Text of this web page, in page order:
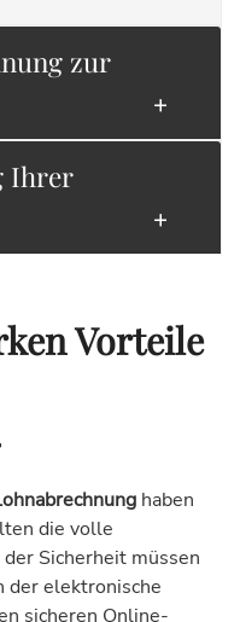
zur
Ihrer
Vorteile
haben
die volle
Sicherheit müssen
der elektronische
sicheren Online-